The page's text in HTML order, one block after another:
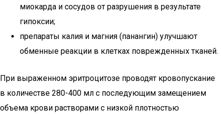
миокарда и сосудов от разрушения в результате
гипоксии;
препараты калия и магния (панангин) улучшают
обменные реакции в клетках поврежденных тканей.
При выраженном эритроцитозе проводят кровопускание
в количестве 280-400 мл с последующим замещением
объема крови растворами с низкой плотностью